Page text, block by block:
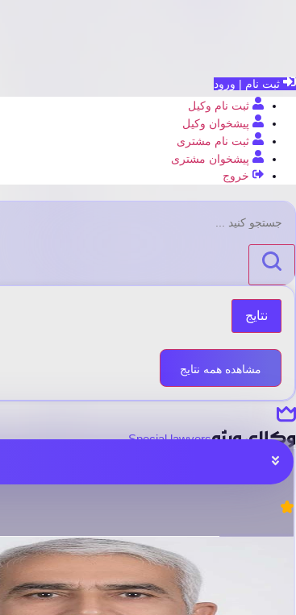
ثبت نام | ورود
ثبت نام وکیل
پیشخوان وکیل
ثبت نام مشتری
پیشخوان مشتری
خروج
جستجو
نتایج
مشاهده همه نتایج
وکلای ویژهSpecial lawyers